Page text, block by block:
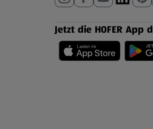
Jetzt die HOFER App